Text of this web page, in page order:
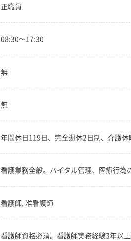
正職員
08:30～17:30
無
無
年間休日119日、完全週休2日制、介護休
看護業務全般。バイタル管理、医療行為
看護師, 准看護師
看護師資格必須。看護師実務経験3年以